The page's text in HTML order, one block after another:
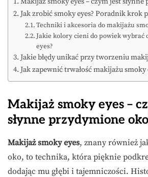
Jak zrobić smoky eyes? Poradnik krok
Techniki i akcesoria do makijażu
Jakie kolory cieni do powiek wybrać
eyes?
Jakie błędy unikać przy tworzeniu
Jak zapewnić trwałość makijażu smoky
Makijaż smoky eyes –
słynne przydymione
Makijaż smoky eyes, znany również
oko, to technika, która pięknie
dodając mu głębi i tajemniczości.